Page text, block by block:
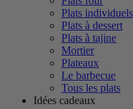
Plats individuels
Plats à dessert
Plats à tajine
Mortier
Plateaux
Le barbecue
Tous les plats
Idées cadeaux